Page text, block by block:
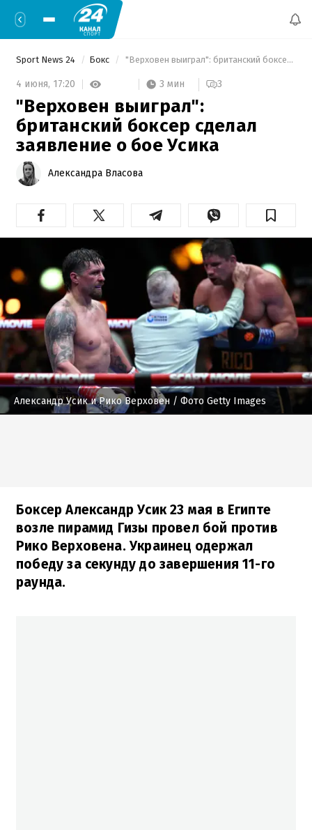
Sport News 24 Бокс "Верховен выиграл": британский боксер сделал заявление о бое Усика
4 июня, 17:20 3 мин 3
"Верховен выиграл":
британский боксер сделал
заявление о бое Усика
Александра Власова
Александр Усик и Рико Верховен / Фото Getty Images
Боксер Александр Усик 23 мая в Египте
возле пирамид Гизы провел бой против
Рико Верховена. Украинец одержал
победу за секунду до завершения 11-го
раунда.